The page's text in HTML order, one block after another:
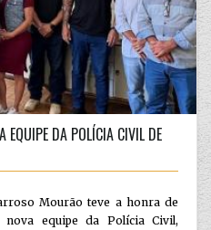
EQUIPE DA POLÍCIA CIVIL DE
Mourão teve a honra de
equipe da Polícia Civil,